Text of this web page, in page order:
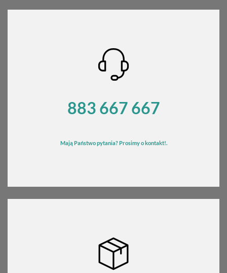
883 667 667
Mają Państwo pytania? Prosimy o kontakt!.